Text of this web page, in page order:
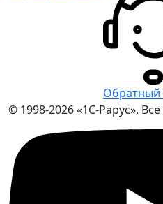
Обратный
© 1998-2026 «1С-Рарус».